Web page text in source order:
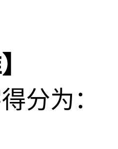
分为：